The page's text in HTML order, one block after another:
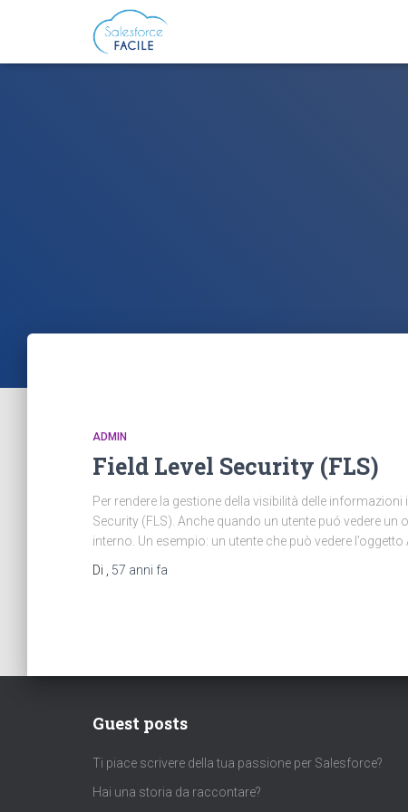
ADMIN
Field Level Security (FLS)
Per rendere la gestione della visibilità delle
Security (FLS). Anche quando un utente puó vedere
interno. Un esempio: un utente che può vedere
Di
57 anni fa
Guest posts
Ti piace scrivere della tua passione per Salesforce?
Hai una storia da raccontare?